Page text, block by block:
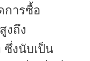
การซื้อ
งถึง
ซึ่งนับเป็น